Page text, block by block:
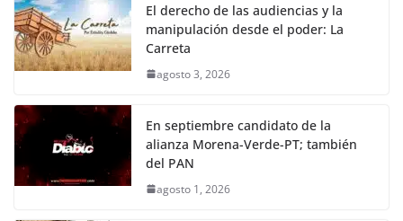
El derecho de las audiencias y la
manipulación desde el poder: La
Carreta
agosto 3, 2026
En septiembre candidato de la
alianza Morena-Verde-PT; también
del PAN
agosto 1, 2026